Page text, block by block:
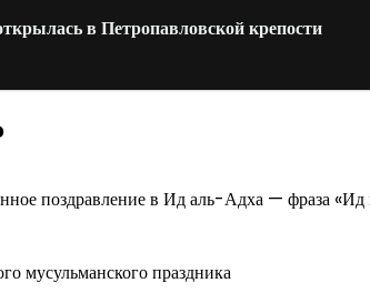
в Петропавловской крепости
поздравление в Ид аль-Адха — фраза «Ид